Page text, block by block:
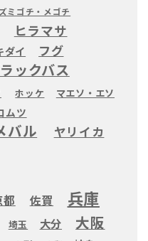
ミゴチ・メゴチ
ヒラマサ
ダイ フグ
ックバス
ホッケ マエソ・エソ
ムツ
バル ヤリイカ
都 佐賀 兵庫
埼玉 大分 大阪